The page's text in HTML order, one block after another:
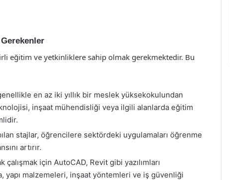
eğitim ve yetkinliklere sahip olmak gerekmektedir. Bu
en az iki yıllık bir meslek yüksekokulundan
inşaat mühendisliği veya ilgili alanlarda eğitim
stajlar, öğrencilere sektördeki uygulamaları öğrenme
artırır.
çalışmak için AutoCAD, Revit gibi yazılımları
yapı malzemeleri, inşaat yöntemleri ve iş güvenliği